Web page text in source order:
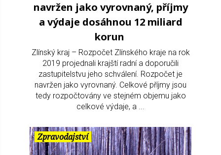
navržen jako vyrovnaný, příjmy
a výdaje dosáhnou 12 miliard
korun
Zlínský kraj – Rozpočet Zlínského kraje na rok
2019 projednali krajští radní a doporučili
zastupitelstvu jeho schválení. Rozpočet je
navržen jako vyrovnaný. Celkové příjmy jsou
tedy rozpočtovány ve stejném objemu jako
celkové výdaje, a ...
Zpravodajství